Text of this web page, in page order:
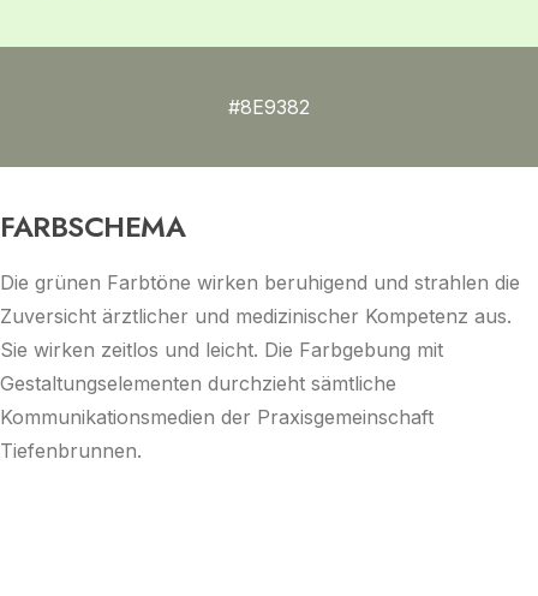
#8E9382
FARBSCHEMA
Die grünen Farbtöne wirken beruhigend und strahlen die
Zuversicht ärztlicher und medizinischer Kompetenz aus.
Sie wirken zeitlos und leicht. Die Farbgebung mit
Gestaltungselementen durchzieht sämtliche
Kommunikationsmedien der Praxisgemeinschaft
Tiefenbrunnen.